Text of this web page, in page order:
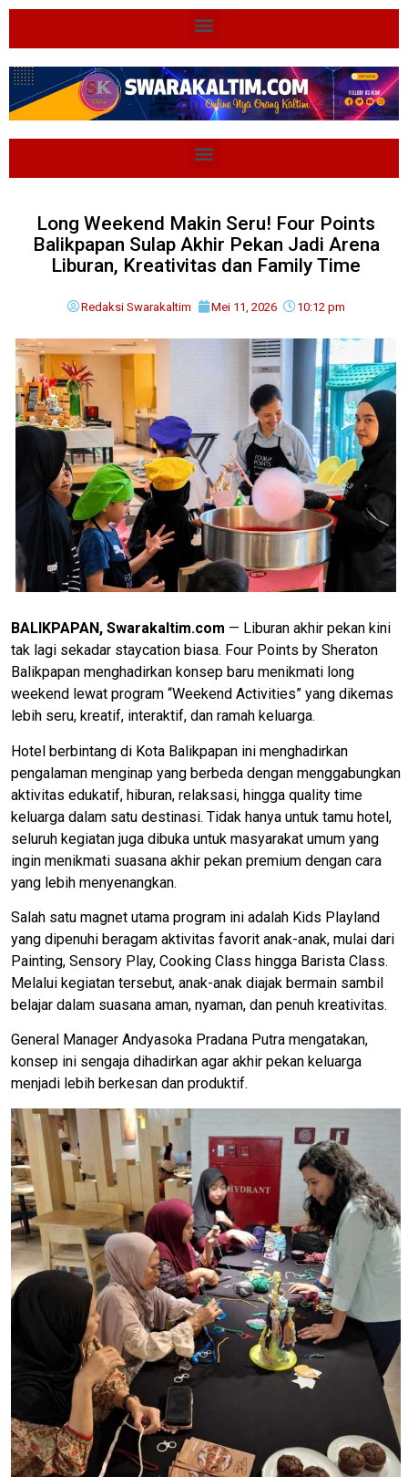
Long Weekend Makin Seru! Four Points
Balikpapan Sulap Akhir Pekan Jadi Arena
Liburan, Kreativitas dan Family Time
Redaksi Swarakaltim Mei 11, 2026 10:12 pm
BALIKPAPAN, Swarakaltim.com — Liburan akhir pekan kini
tak lagi sekadar staycation biasa. Four Points by Sheraton
Balikpapan menghadirkan konsep baru menikmati long
weekend lewat program “Weekend Activities” yang dikemas
lebih seru, kreatif, interaktif, dan ramah keluarga.
Hotel berbintang di Kota Balikpapan ini menghadirkan
pengalaman menginap yang berbeda dengan menggabungkan
aktivitas edukatif, hiburan, relaksasi, hingga quality time
keluarga dalam satu destinasi. Tidak hanya untuk tamu hotel,
seluruh kegiatan juga dibuka untuk masyarakat umum yang
ingin menikmati suasana akhir pekan premium dengan cara
yang lebih menyenangkan.
Salah satu magnet utama program ini adalah Kids Playland
yang dipenuhi beragam aktivitas favorit anak-anak, mulai dari
Painting, Sensory Play, Cooking Class hingga Barista Class.
Melalui kegiatan tersebut, anak-anak diajak bermain sambil
belajar dalam suasana aman, nyaman, dan penuh kreativitas.
General Manager Andyasoka Pradana Putra mengatakan,
konsep ini sengaja dihadirkan agar akhir pekan keluarga
menjadi lebih berkesan dan produktif.